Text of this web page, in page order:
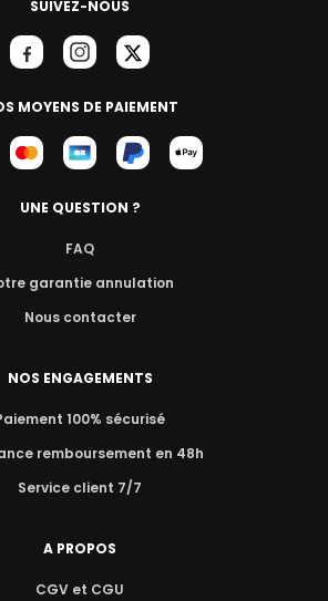
SUIVEZ-NOUS
MOYENS DE PAIEMENT
UNE QUESTION ?
FAQ
garantie annulation
Nous contacter
NOS ENGAGEMENTS
100% sécurisé
remboursement en 48h
Service client 7/7
A PROPOS
CGV et CGU